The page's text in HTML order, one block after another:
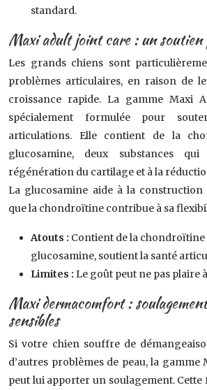
standard.
Maxi adult joint care : un
Les grands chiens sont
problèmes articulaires, en raison de
croissance rapide. La gamme Maxi
spécialement formulée pour
articulations. Elle contient de la
glucosamine, deux substances
régénération du cartilage et à la
La glucosamine aide à la
que la chondroïtine contribue à sa
Atouts : Contient de la chondroïtine
glucosamine, soutient la santé
Limites : Le goût peut ne pas plaire
Maxi dermacomfort :
sensibles
Si votre chien souffre de
d’autres problèmes de peau, la
peut lui apporter un soulagement.